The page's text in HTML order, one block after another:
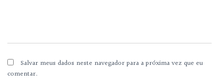
Salvar meus dados neste navegador para a próxima vez que eu
comentar.